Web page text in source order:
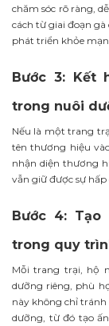
chăm sóc rõ ràng,
cách từ giai đoạn
phát triển khỏe
Bước 3: Kết
trong nuôi
Nếu là một trang
tên thương hiệu
nhận diện thương
vẫn giữ được sự
Bước 4:
trong quy
Mỗi trang trại, hộ
dưỡng riêng, phù
này không chỉ
dưỡng, từ đó tạo